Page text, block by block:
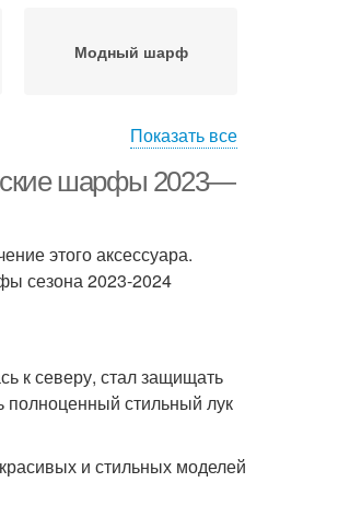
Модный шарф
Узор для теплого
шарфа
Свитер вместо шарфа
Гайды по шарфам
Показать все
шарфы 2023—
этого аксессуара.
сезона 2023-2024
к северу, стал защищать
полноценный стильный лук
и стильных моделей